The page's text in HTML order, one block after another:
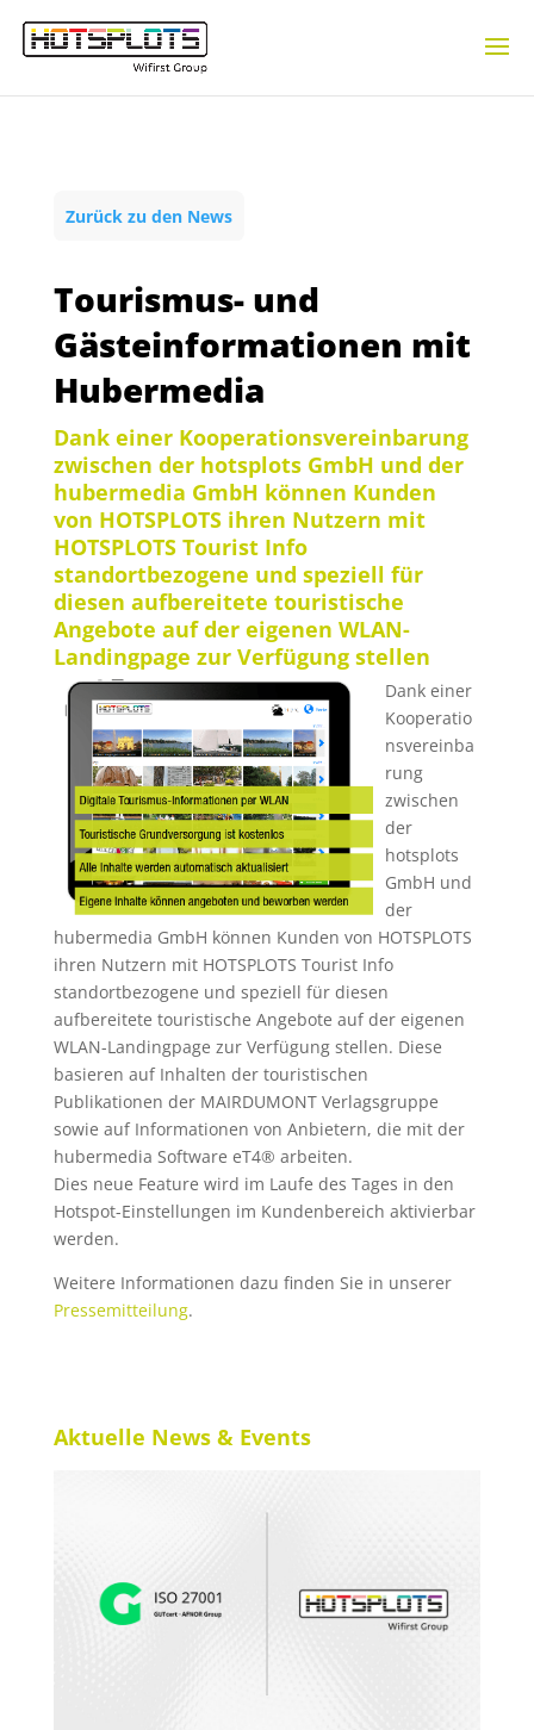
Zurück zu den News
Tourismus- und
Gästeinformationen mit
Hubermedia
Dank einer Kooperationsvereinbarung
zwischen der hotsplots GmbH und der
hubermedia GmbH können Kunden
von HOTSPLOTS ihren Nutzern mit
HOTSPLOTS Tourist Info
standortbezogene und speziell für
diesen aufbereitete touristische
Angebote auf der eigenen WLAN-
Landingpage zur Verfügung stellen
Dank einer
Kooperatio
nsvereinba
rung
zwischen
der
hotsplots
GmbH und
der
hubermedia GmbH können Kunden von HOTSPLOTS
ihren Nutzern mit HOTSPLOTS Tourist Info
standortbezogene und speziell für diesen
aufbereitete touristische Angebote auf der eigenen
WLAN-Landingpage zur Verfügung stellen. Diese
basieren auf Inhalten der touristischen
Publikationen der MAIRDUMONT Verlagsgruppe
sowie auf Informationen von Anbietern, die mit der
hubermedia Software eT4® arbeiten.
Dies neue Feature wird im Laufe des Tages in den
Hotspot-Einstellungen im Kundenbereich aktivierbar
werden.
Weitere Informationen dazu finden Sie in unserer
Pressemitteilung.
Aktuelle News & Events